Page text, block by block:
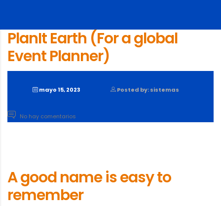
PlanIt Earth (For a global
Event Planner)
mayo 15, 2023 Posted by: sistemas
No hay comentarios
A good name is easy to
remember